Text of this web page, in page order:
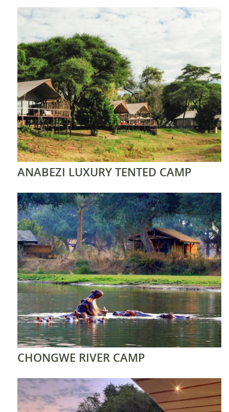
ANABEZI LUXURY TENTED CAMP
CHONGWE RIVER CAMP